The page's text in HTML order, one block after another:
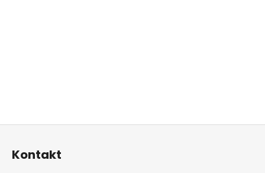
Kontakt